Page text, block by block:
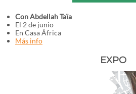
Con Abdellah Taïa
El 2 de junio
En Casa África
Más info
EXPO